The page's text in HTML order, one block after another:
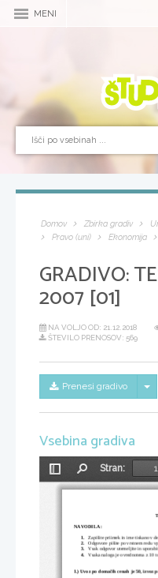
MENI
Domov Zbirka gradiv
Pravo (uni)
Ekonomija
GRADIVO:
2007 [01]
NA VOLJO OD: 21.12.2018
ŠTEVILO PRENOSOV: 569
Prenesi gradivo
Vsebina gradiva
Preklopi
stransko
Stran:
NAVODILA:
1. Zapišite priimek in ime tiskano v
2.
Odgovore pišite po vrstnem redu
3.
Vsak odgovor utemeljite in
4.
Vsaka naloga je ovrednotena z 10 to
1.) Uvoz po doma čih cenah je 50, izvoz